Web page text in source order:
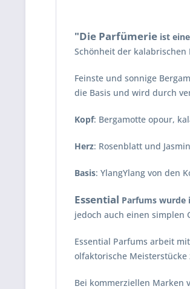
"Die Parfümerie ist
Schönheit der kalabrischen
Feinste und sonnige
die Basis und wird durch
Kopf: Bergamotte opour,
Herz: Rosenblatt und Jasmin
Basis: YlangYlang von den
Essential Parfums wurde
jedoch auch einen simplen
Essential Parfums arbeit
olfaktorische Meisterstücke
Bei kommerziellen Marken